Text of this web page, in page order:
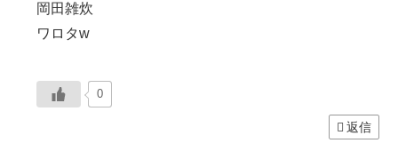
岡田雑炊
ワロタw
0
返信